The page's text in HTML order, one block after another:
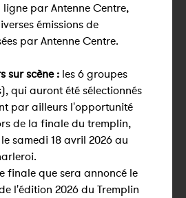
par Antenne Centre,
émissions de
par Antenne Centre.
sur scène : les 6 groupes
qui auront été sélectionnés
par ailleurs l'opportunité
de la finale du tremplin,
samedi 18 avril 2026 au
finale que sera annoncé le
l'édition 2026 du Tremplin